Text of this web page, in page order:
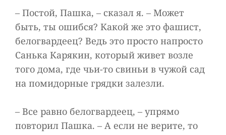
– Постой, Пашка, – сказал я. – Может
быть, ты ошибся? Какой же это фашист,
белогвардеец? Ведь это просто напросто
Санька Карякин, который живет возле
того дома, где чьи-то свиньи в чужой сад
на помидорные грядки залезли.
– Все равно белогвардеец, – упрямо
повторил Пашка. – А если не верите, то